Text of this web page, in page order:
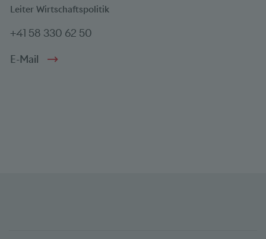
Leiter Wirtschaftspolitik
+41 58 330 62 50
E-Mail